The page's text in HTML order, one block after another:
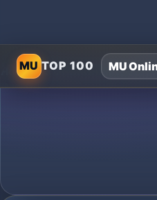
MUTOP 100 MU
Home›MU Online Private